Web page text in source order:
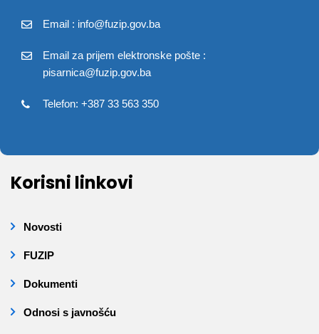
Email : info@fuzip.gov.ba
Email za prijem elektronske pošte :
pisarnica@fuzip.gov.ba
Telefon: +387 33 563 350
Korisni linkovi
Novosti
FUZIP
Dokumenti
Odnosi s javnošću